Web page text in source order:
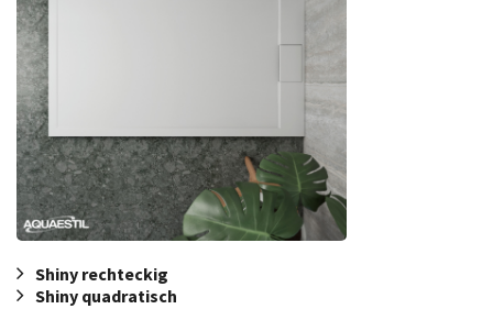
Shiny rechteckig
Shiny quadratisch